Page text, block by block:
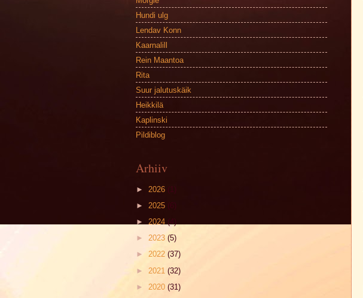
Hundi ulg
Lendav Konn
Kaarnalill
Rein Maantoa
Rita
Suur jalutuskäik
Heikkilä
Kaplinski
Pildiblog
Arhiiv
► 2026 (1)
► 2025 (6)
► 2024 (4)
► 2023 (5)
► 2022 (37)
► 2021 (32)
► 2020 (31)